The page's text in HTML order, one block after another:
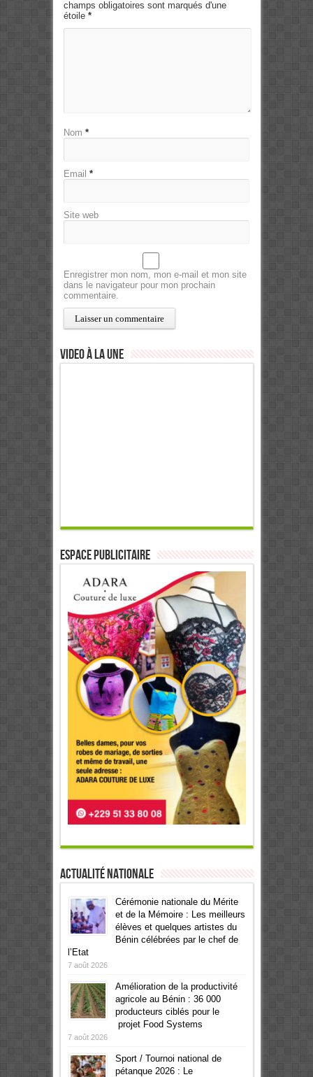
champs obligatoires sont marqués d'une
étoile *
Nom *
Email *
Site web
Enregistrer mon nom, mon e-mail et mon site
dans le navigateur pour mon prochain
commentaire.
Video à la Une
ESPACE PUBLICITAIRE
Actualité Nationale
Cérémonie nationale du Mérite
et de la Mémoire : Les meilleurs
élèves et quelques artistes du
Bénin célébrées par le chef de
l’Etat
7 août 2026
Amélioration de la productivité
agricole au Bénin : 36 000
producteurs ciblés pour le
projet Food Systems
7 août 2026
Sport / Tournoi national de
pétanque 2026 : Le